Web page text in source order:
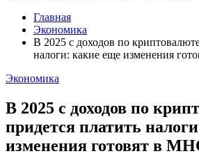
Главная
Экономика
В 2025 с доходов по
налоги: какие еще изменения
Экономика
В 2025 с доходов по
придется платить
изменения готовят в